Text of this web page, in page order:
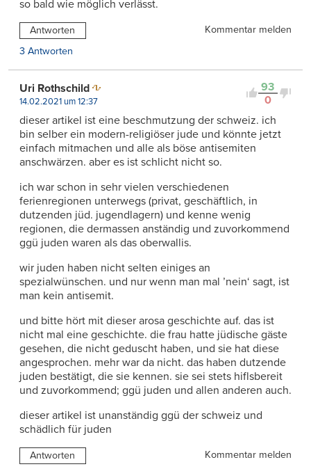
so bald wie möglich verlässt.
Antworten
Kommentar melden
3 Antworten
93
0
Uri Rothschild
14.02.2021 um 12:37
dieser artikel ist eine beschmutzung der schweiz. ich
bin selber ein modern-religiöser jude und könnte jetzt
einfach mitmachen und alle als böse antisemiten
anschwärzen. aber es ist schlicht nicht so.
ich war schon in sehr vielen verschiedenen
ferienregionen unterwegs (privat, geschäftlich, in
dutzenden jüd. jugendlagern) und kenne wenig
regionen, die dermassen anständig und zuvorkommend
ggü juden waren als das oberwallis.
wir juden haben nicht selten einiges an
spezialwünschen. und nur wenn man mal ’nein‘ sagt, ist
man kein antisemit.
und bitte hört mit dieser arosa geschichte auf. das ist
nicht mal eine geschichte. die frau hatte jüdische gäste
gesehen, die nicht geduscht haben, und sie hat diese
angesprochen. mehr war da nicht. das haben dutzende
juden bestätigt, die sie kennen. sie sei stets hiflsbereit
und zuvorkommend; ggü juden und allen anderen auch.
dieser artikel ist unanständig ggü der schweiz und
schädlich für juden
Antworten
Kommentar melden